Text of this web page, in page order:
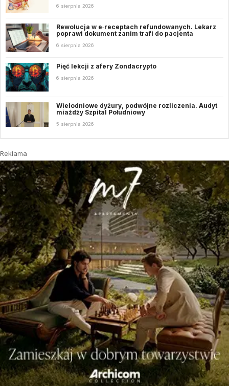
6 sierpnia 2026
Rewolucja w e‑receptach refundowanych. Lekarz
poprawi dokument zanim trafi do pacjenta
6 sierpnia 2026
Pięć lekcji z afery Zondacrypto
6 sierpnia 2026
Wielodniowe dyżury, podwójne rozliczenia. Audyt
miażdży Szpital Południowy
5 sierpnia 2026
Reklama